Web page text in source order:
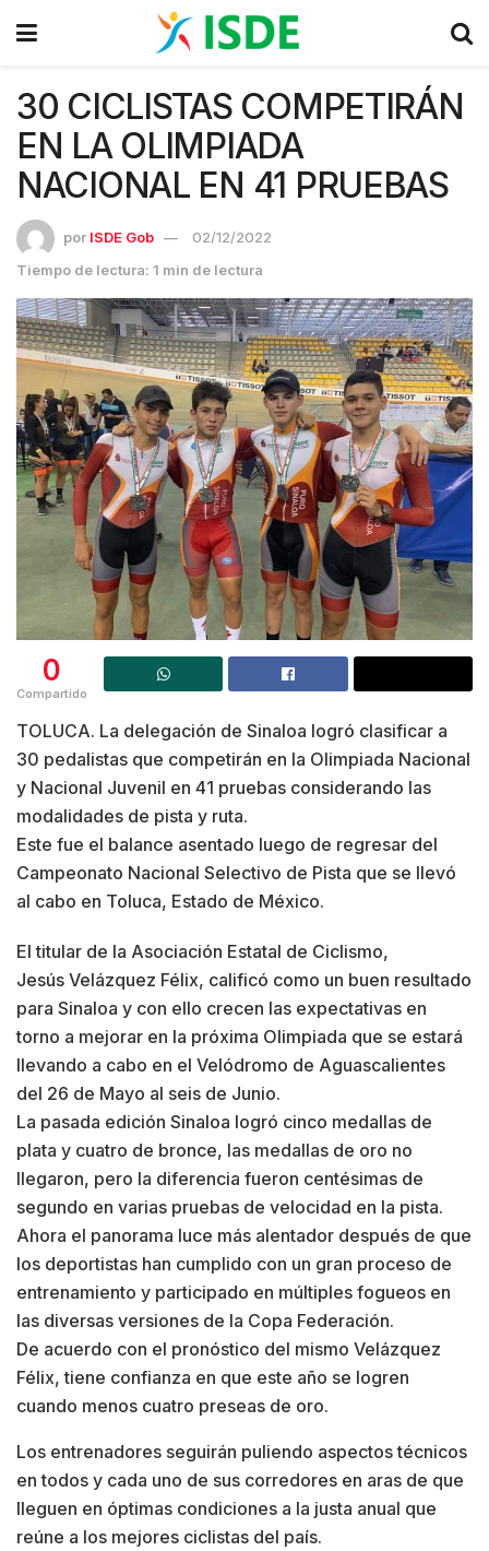
30 CICLISTAS COMPETIRÁN
EN LA OLIMPIADA
NACIONAL EN 41 PRUEBAS
por ISDE Gob
02/12/2022
Tiempo de lectura: 1 min de lectura
0
Compartido
TOLUCA. La delegación de Sinaloa logró clasificar a
30 pedalistas que competirán en la Olimpiada Nacional
y Nacional Juvenil en 41 pruebas considerando las
modalidades de pista y ruta.
Este fue el balance asentado luego de regresar del
Campeonato Nacional Selectivo de Pista que se llevó
al cabo en Toluca, Estado de México.
El titular de la Asociación Estatal de Ciclismo,
Jesús Velázquez Félix, calificó como un buen resultado
para Sinaloa y con ello crecen las expectativas en
torno a mejorar en la próxima Olimpiada que se estará
llevando a cabo en el Velódromo de Aguascalientes
del 26 de Mayo al seis de Junio.
La pasada edición Sinaloa logró cinco medallas de
plata y cuatro de bronce, las medallas de oro no
llegaron, pero la diferencia fueron centésimas de
segundo en varias pruebas de velocidad en la pista.
Ahora el panorama luce más alentador después de que
los deportistas han cumplido con un gran proceso de
entrenamiento y participado en múltiples fogueos en
las diversas versiones de la Copa Federación.
De acuerdo con el pronóstico del mismo Velázquez
Félix, tiene confianza en que este año se logren
cuando menos cuatro preseas de oro.
Los entrenadores seguirán puliendo aspectos técnicos
en todos y cada uno de sus corredores en aras de que
lleguen en óptimas condiciones a la justa anual que
reúne a los mejores ciclistas del país.